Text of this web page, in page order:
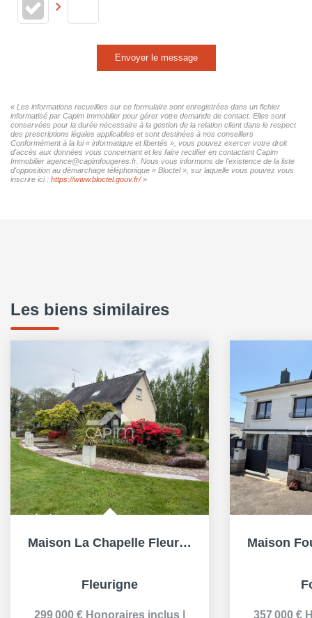
Envoyer le message
« Les informations recueillies sur ce formulaire sont enregistrées dans un fichier
informatisé par Capim Immobilier pour gérer votre demande de contact. Elles sont
conservées pour la durée nécessaire à la gestion de la relation client dans le respect
des prescriptions légales applicables et sont destinées à nos conseillers
Conformément à la loi « informatique et libertés », vous pouvez exercer votre droit
d'accès aux données vous concernant et les faire rectifier en contactant Capim
Immobilier agence@capimfougeres.fr. Nous vous informons de l'existence de la liste
d'opposition au démarchage téléphonique « Bloctel », sur laquelle vous pouvez vous
inscrire ici : https://www.bloctel.gouv.fr/»
Les biens similaires
Maison La Chapelle Fleurigne 150m²- 4 Chambres- Sous sol...
Fleurigne
299 000 € Honoraires inclus 357 000 €